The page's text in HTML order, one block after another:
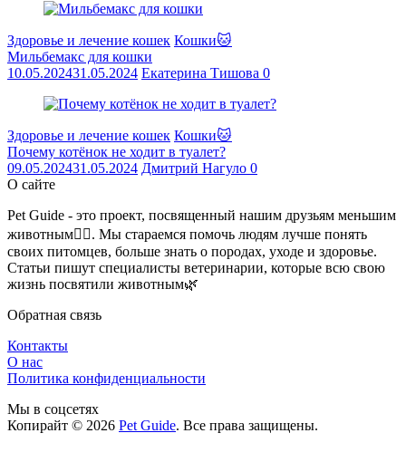
Здоровье и лечение кошек Кошки🐱
Мильбемакс для кошки
10.05.202431.05.2024 Екатерина Тишова 0
Здоровье и лечение кошек Кошки🐱
Почему котёнок не ходит в туалет?
09.05.202431.05.2024 Дмитрий Нагуло 0
О сайте
Pet Guide - это проект, посвященный нашим друзьям меньшим
животным🐕‍🦺. Мы стараемся помочь людям лучше понять
своих питомцев, больше знать о породах, уходе и здоровье.
Статьи пишут специалисты ветеринарии, которые всю свою
жизнь посвятили животным🌿
Обратная связь
Контакты
О нас
Политика конфиденциальности
Мы в соцсетях
Копирайт © 2026 Pet Guide. Все права защищены.